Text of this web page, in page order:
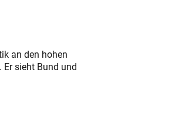
an den hohen
sieht Bund und